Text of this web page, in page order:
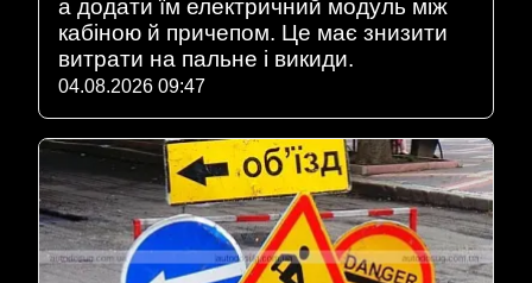
а додати їм електричний модуль між
кабіною й причепом. Це має знизити
витрати на пальне і викиди.
04.08.2026 09:47